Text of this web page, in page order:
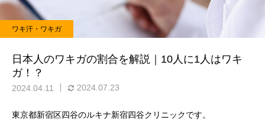
ワキ汗・ワキガ
日本人のワキガの割合を解説｜10人に1人はワキ
ガ！？
2024.04.11 2024.07.23
東京都新宿区四谷のルキナ新宿四谷クリニックです。